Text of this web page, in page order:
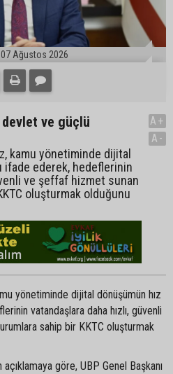
07 Ağustos 2026
ve güçlü
kamu yönetiminde dijital
ifade ederek, hedeflerinin
ve şeffaf hizmet sunan
oluşturmak olduğunu
A+
A-
yönetiminde dijital dönüşümün hız
vatandaşlara daha hızlı, güvenli
sahip bir KKTC oluşturmak
göre, UBP Genel Başkanı